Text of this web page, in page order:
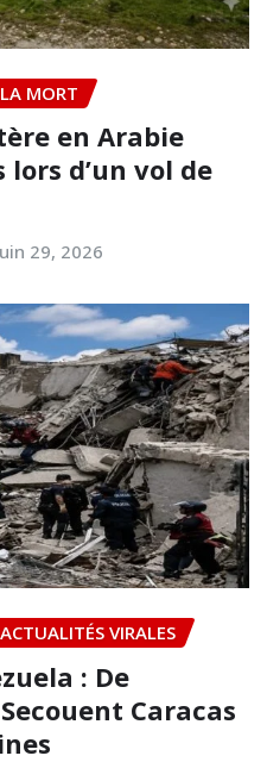
LA MORT
en Arabie
d’un vol de
29, 2026
ACTUALITÉS VIRALES
: De
Caracas